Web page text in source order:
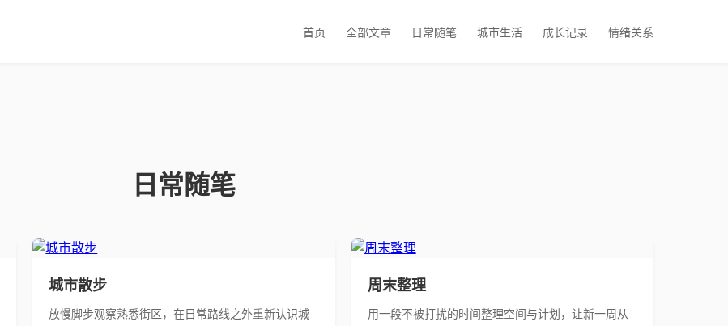
首页 全部文章 日常随笔 城市生活 成长记录 情绪关系
日常随笔
城市散步
放慢脚步观察熟悉街区，在日常路线之外重新认识城
周末整理
用一段不被打扰的时间整理空间与计划，让新一周从